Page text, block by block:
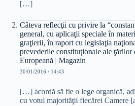
[…]
Câteva reflecţii cu privire la
general, cu aplicaţii speciale în
graţierii, în raport cu legislaţia
prevederile constituţionale ale ţărilor
Europeană | Magazin
30/01/2016 / 14:43
[…] acordă să fie o lege organică,
cu votul majorităţii fiecărei Camere